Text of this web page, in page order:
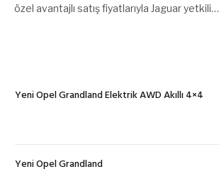
özel avantajlı satış fiyatlarıyla Jaguar yetkili…
Yeni Opel Grandland Elektrik AWD Akıllı 4×4
Yeni Opel Grandland